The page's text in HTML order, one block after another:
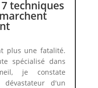
techniques
plus une fatalité.
spécialisé dans
je constate
dévastateur d'un